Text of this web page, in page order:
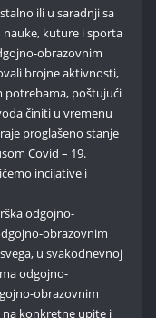
ili u saradnji sa
kuture i sporta
obrazovnim
brojne aktivnosti,
potrebama, poštujući
činiti u vremenu
proglašeno stanje
Covid – 19.
incijative i
odgojno-
obrazovnim
u svakodnevnoj
odgojno-
obrazovnim
konkretne upite i